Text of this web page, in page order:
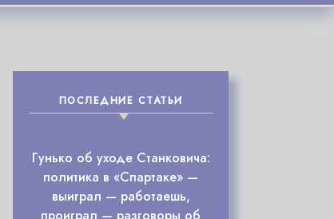
ПОСЛЕДНИЕ СТАТЬИ
Гунько об уходе Станковича:
политика в «Спартаке» —
выиграл — работаешь,